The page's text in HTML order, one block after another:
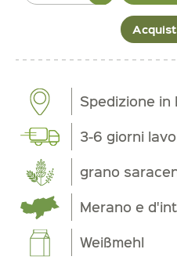
Spedizione in
3-6 giorni
grano
Merano e
Weißmehl